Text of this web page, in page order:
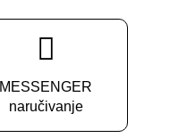
MESSENGER
naručivanje